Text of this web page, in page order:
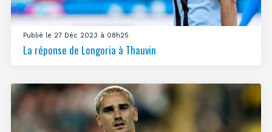
Publié le 27 Déc 2023 à 08h25
La réponse de Longoria à Thauvin